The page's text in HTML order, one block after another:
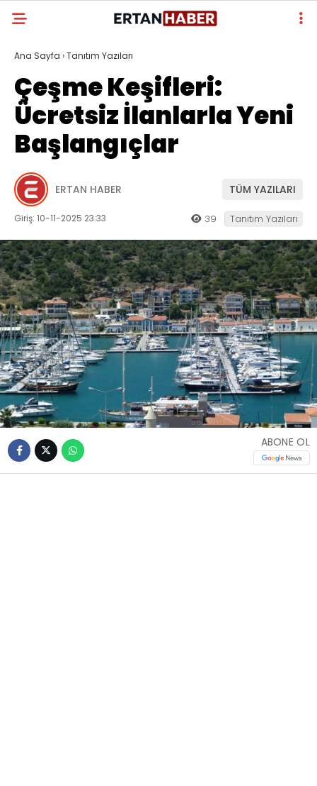
Ana Sayfa ›Tanıtım Yazıları
Çeşme Keşifleri:
Ücretsiz İlanlarla Yeni
Başlangıçlar
ERTAN HABER TÜM YAZILARI
Giriş: 10-11-2025 23:33 39 Tanıtım Yazıları
ABONE OL